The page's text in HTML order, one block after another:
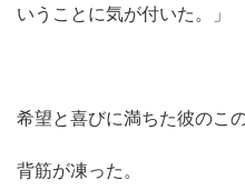
いうことに気が付いた。」
希望と喜びに満ちた彼のこ
背筋が凍った。